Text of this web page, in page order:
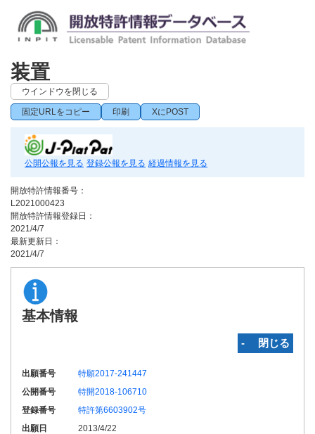
装置
ウインドウを閉じる
固定URLをコピー 印刷 XにPOST
公開公報を見る 登録公報を見る 経過情報を見る
開放特許情報番号：
L2021000423
開放特許情報登録日：
2021/4/7
最新更新日：
2021/4/7
基本情報
‐ 閉じる
出願番号
特願2017-241447
公開番号
特開2018-106710
登録番号
特許第6603902号
出願日
2013/4/22